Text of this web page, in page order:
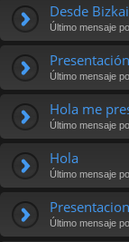
Desde
Último mensaje
Presentación
Último mensaje
Hola me
Último mensaje
Hola
Último mensaje
Presentacion
Último mensaje